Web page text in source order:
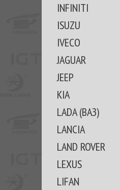
INFINITI
ISUZU
IVECO
JAGUAR
JEEP
KIA
LADA (ВАЗ)
LANCIA
LAND ROVER
LEXUS
LIFAN